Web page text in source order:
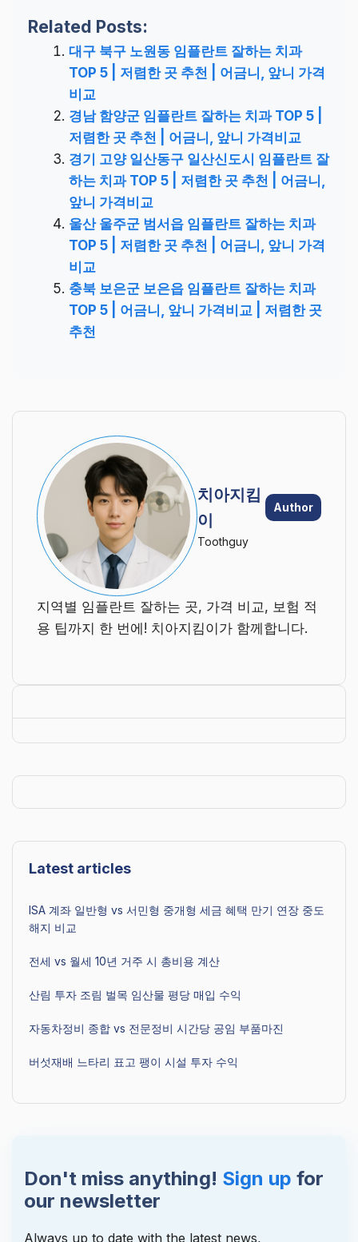
Related Posts:
대구 북구 노원동 임플란트 잘하는 치과
TOP 5 | 저렴한 곳 추천 | 어금니, 앞니 가격
비교
경남 함양군 임플란트 잘하는 치과 TOP 5 |
저렴한 곳 추천 | 어금니, 앞니 가격비교
경기 고양 일산동구 일산신도시 임플란트 잘
하는 치과 TOP 5 | 저렴한 곳 추천 | 어금니,
앞니 가격비교
울산 울주군 범서읍 임플란트 잘하는 치과
TOP 5 | 저렴한 곳 추천 | 어금니, 앞니 가격
비교
충북 보은군 보은읍 임플란트 잘하는 치과
TOP 5 | 어금니, 앞니 가격비교 | 저렴한 곳
추천
치아지킴
이
Author
Toothguy
지역별 임플란트 잘하는 곳, 가격 비교, 보험 적
용 팁까지 한 번에! 치아지킴이가 함께합니다.
Latest articles
ISA 계좌 일반형 vs 서민형 중개형 세금 혜택 만기 연장 중도
해지 비교
전세 vs 월세 10년 거주 시 총비용 계산
산림 투자 조림 벌목 임산물 평당 매입 수익
자동차정비 종합 vs 전문정비 시간당 공임 부품마진
버섯재배 느타리 표고 팽이 시설 투자 수익
Don't miss anything! Sign up for
our newsletter
Always up to date with the latest news,